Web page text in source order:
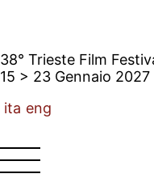
38° Trieste Film
15 > 23 Gennaio 2027
ita eng